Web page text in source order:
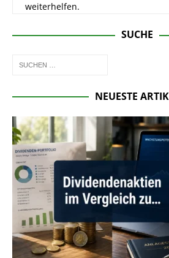
weiterhelfen.
SUCHE
NEUESTE